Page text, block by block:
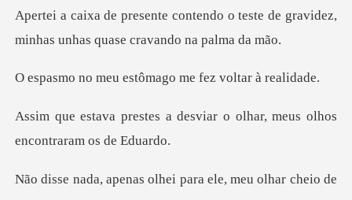
do o teste de gravidez,
minhas unh
estômago me fez v
desviar o olhar, meus olhos
olhei para ele, meu olh